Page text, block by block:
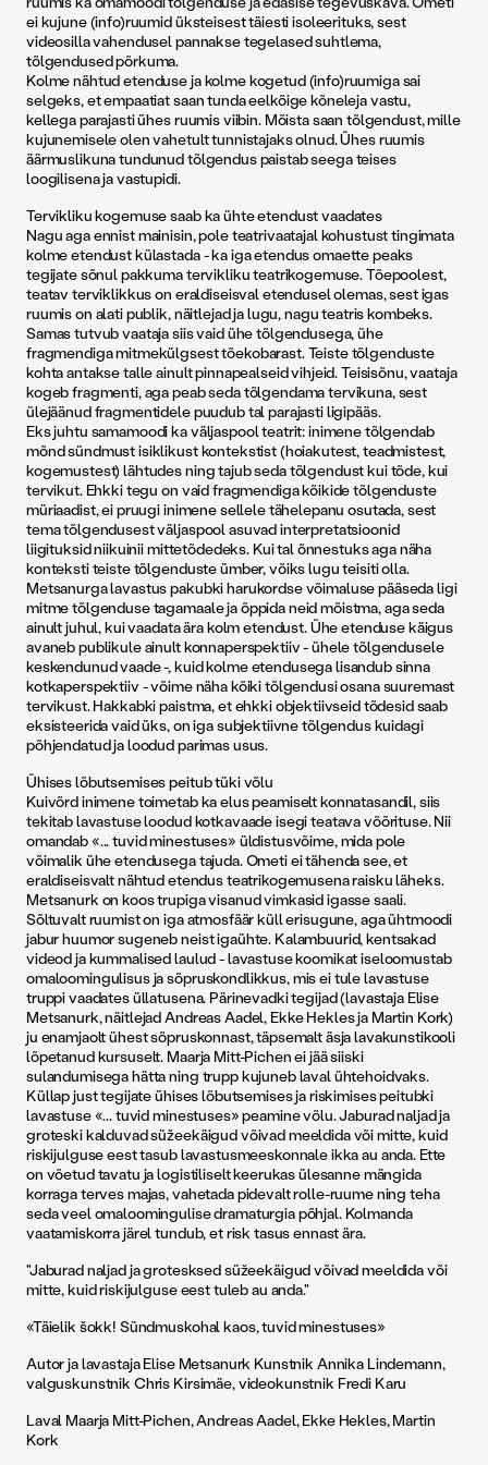
ei kujune (info)ruumid üksteisest täiesti isoleerituks, sest
videosilla vahendusel pannakse tegelased suhtlema,
tõlgendused põrkuma.
Kolme nähtud etenduse ja kolme kogetud (info)ruumiga sai
selgeks, et empaatiat saan tunda eelkõige kõneleja vastu,
kellega parajasti ühes ruumis viibin. Mõista saan tõlgendust, mille
kujunemisele olen vahetult tunnistajaks olnud. Ühes ruumis
äärmuslikuna tundunud tõlgendus paistab seega teises
loogilisena ja vastupidi.
Tervikliku kogemuse saab ka ühte etendust vaadates
Nagu aga ennist mainisin, pole teatrivaatajal kohustust tingimata
kolme etendust külastada - ka iga etendus omaette peaks
tegijate sõnul pakkuma tervikliku teatrikogemuse. Tõepoolest,
teatav terviklikkus on eraldiseisval etendusel olemas, sest igas
ruumis on alati publik, näitlejad ja lugu, nagu teatris kombeks.
Samas tutvub vaataja siis vaid ühe tõlgendusega, ühe
fragmendiga mitmekülgsest tõekobarast. Teiste tõlgenduste
kohta antakse talle ainult pinnapealseid vihjeid. Teisisõnu, vaataja
kogeb fragmenti, aga peab seda tõlgendama tervikuna, sest
ülejäänud fragmentidele puudub tal parajasti ligipääs.
Eks juhtu samamoodi ka väljaspool teatrit: inimene tõlgendab
mõnd sündmust isiklikust kontekstist (hoiakutest, teadmistest,
kogemustest) lähtudes ning tajub seda tõlgendust kui tõde, kui
tervikut. Ehkki tegu on vaid fragmendiga kõikide tõlgenduste
müriaadist, ei pruugi inimene sellele tähelepanu osutada, sest
tema tõlgendusest väljaspool asuvad interpretatsioonid
liigituksid niikuinii mittetõdedeks. Kui tal õnnestuks aga näha
konteksti teiste tõlgenduste ümber, võiks lugu teisiti olla.
Metsanurga lavastus pakubki harukordse võimaluse pääseda ligi
mitme tõlgenduse tagamaale ja õppida neid mõistma, aga seda
ainult juhul, kui vaadata ära kolm etendust. Ühe etenduse käigus
avaneb publikule ainult konnaperspektiiv - ühele tõlgendusele
keskendunud vaade -, kuid kolme etendusega lisandub sinna
kotkaperspektiiv - võime näha kõiki tõlgendusi osana suuremast
tervikust. Hakkabki paistma, et ehkki objektiivseid tõdesid saab
eksisteerida vaid üks, on iga subjektiivne tõlgendus kuidagi
põhjendatud ja loodud parimas usus.
Ühises lõbutsemises peitub tüki võlu
Kuivõrd inimene toimetab ka elus peamiselt konnatasandil, siis
tekitab lavastuse loodud kotkavaade isegi teatava võõrituse. Nii
omandab «... tuvid minestuses» üldistusvõime, mida pole
võimalik ühe etendusega tajuda. Ometi ei tähenda see, et
eraldiseisvalt nähtud etendus teatrikogemusena raisku läheks.
Metsanurk on koos trupiga visanud vimkasid igasse saali.
Sõltuvalt ruumist on iga atmosfäär küll erisugune, aga ühtmoodi
jabur huumor sugeneb neist igaühte. Kalambuurid, kentsakad
videod ja kummalised laulud - lavastuse koomikat iseloomustab
omaloomingulisus ja sõpruskondlikkus, mis ei tule lavastuse
truppi vaadates üllatusena. Pärinevadki tegijad (lavastaja Elise
Metsanurk, näitlejad Andreas Aadel, Ekke Hekles ja Martin Kork)
ju enamjaolt ühest sõpruskonnast, täpsemalt äsja lavakunstikooli
lõpetanud kursuselt. Maarja Mitt-Pichen ei jää siiski
sulandumisega hätta ning trupp kujuneb laval ühtehoidvaks.
Küllap just tegijate ühises lõbutsemises ja riskimises peitubki
lavastuse «... tuvid minestuses» peamine võlu. Jaburad naljad ja
groteski kalduvad süžeekäigud võivad meeldida või mitte, kuid
riskijulguse eest tasub lavastusmeeskonnale ikka au anda. Ette
on võetud tavatu ja logistiliselt keerukas ülesanne mängida
korraga terves majas, vahetada pidevalt rolle-ruume ning teha
seda veel omaloomingulise dramaturgia põhjal. Kolmanda
vaatamiskorra järel tundub, et risk tasus ennast ära.
"Jaburad naljad ja grotesksed süžeekäigud võivad meeldida või
mitte, kuid riskijulguse eest tuleb au anda."
«Täielik šokk! Sündmuskohal kaos, tuvid minestuses»
Autor ja lavastaja Elise Metsanurk Kunstnik Annika Lindemann,
valguskunstnik Chris Kirsimäe, videokunstnik Fredi Karu
Laval Maarja Mitt-Pichen, Andreas Aadel, Ekke Hekles, Martin
Kork